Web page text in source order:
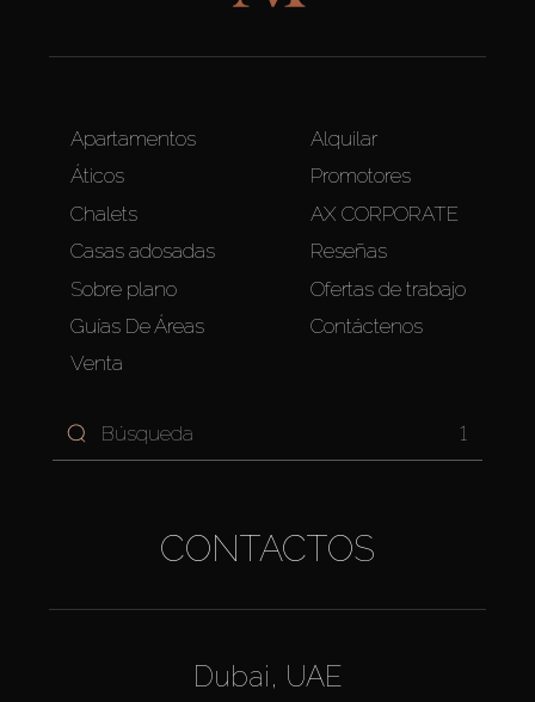
Apartamentos
Áticos
Chalets
Casas adosadas
Sobre plano
Guías De Áreas
Venta
Alquilar
Promotores
AX CORPORATE
Reseñas
Ofertas de trabajo
Contáctenos
1
CONTACTOS
Dubai, UAE